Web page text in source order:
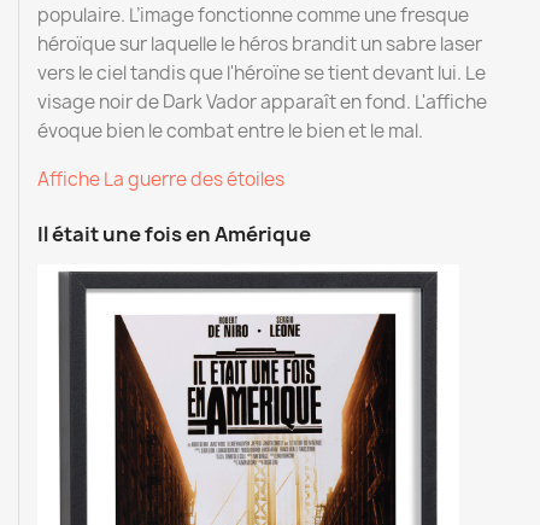
populaire. L’image fonctionne comme une fresque
héroïque sur laquelle le héros brandit un sabre laser
vers le ciel tandis que l'héroïne se tient devant lui. Le
visage noir de Dark Vador apparaît en fond. L'affiche
évoque bien le combat entre le bien et le mal.
Affiche La guerre des étoiles
Il était une fois en Amérique